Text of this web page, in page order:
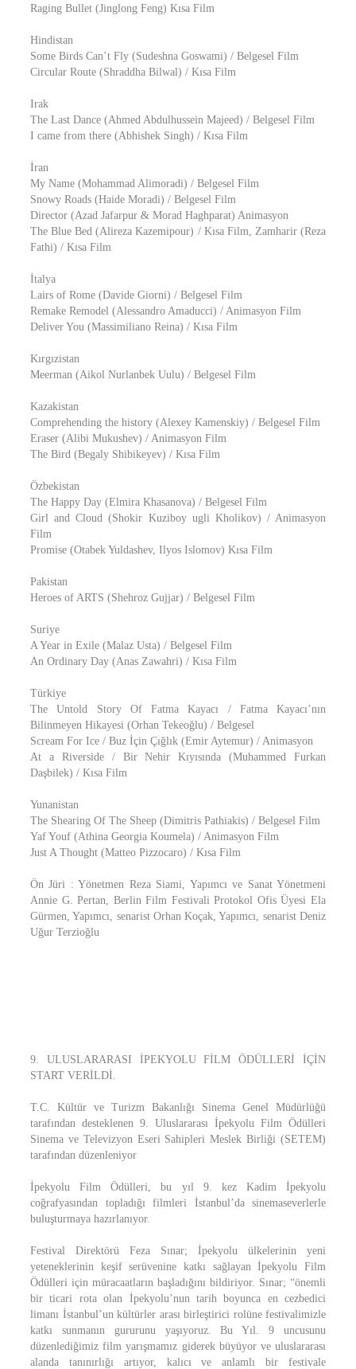
Raging Bullet (Jinglong Feng) Kısa Film
Hindistan
Some Birds Can’t Fly (Sudeshna Goswami) / Belgesel Film
Circular Route (Shraddha Bilwal) / Kısa Film
Irak
The Last Dance (Ahmed Abdulhussein Majeed) / Belgesel Film
I came from there (Abhishek Singh) / Kısa Film
İran
My Name (Mohammad Alimoradi) / Belgesel Film
Snowy Roads (Haide Moradi) / Belgesel Film
Director (Azad Jafarpur & Morad Haghparat) Animasyon
The Blue Bed (Alireza Kazemipour) / Kısa Film, Zamharir (Reza
Fathi) / Kısa Film
İtalya
Lairs of Rome (Davide Giorni) / Belgesel Film
Remake Remodel (Alessandro Amaducci) / Animasyon Film
Deliver You (Massimiliano Reina) / Kısa Film
Kırgızistan
Meerman (Aikol Nurlanbek Uulu) / Belgesel Film
Kazakistan
Comprehending the history (Alexey Kamenskiy) / Belgesel Film
Eraser (Alibi Mukushev) / Animasyon Film
The Bird (Begaly Shibikeyev) / Kısa Film
Özbekistan
The Happy Day (Elmira Khasanova) / Belgesel Film
Girl and Cloud (Shokir Kuziboy ugli Kholikov) / Animasyon
Film
Promise (Otabek Yuldashev, Ilyos Islomov) Kısa Film
Pakistan
Heroes of ARTS (Shehroz Gujjar) / Belgesel Film
Suriye
A Year in Exile (Malaz Usta) / Belgesel Film
An Ordinary Day (Anas Zawahri) / Kısa Film
Türkiye
The Untold Story Of Fatma Kayacı / Fatma Kayacı’nın
Bilinmeyen Hikayesi (Orhan Tekeoğlu) / Belgesel
Scream For Ice / Buz İçin Çığlık (Emir Aytemur) / Animasyon
At a Riverside / Bir Nehir Kıyısında (Muhammed Furkan
Daşbilek) / Kısa Film
Yunanistan
The Shearing Of The Sheep (Dimitris Pathiakis) / Belgesel Film
Yaf Youf (Athina Georgia Koumela) / Animasyon Film
Just A Thought (Matteo Pizzocaro) / Kısa Film
Ön Jüri : Yönetmen Reza Siami, Yapımcı ve Sanat Yönetmeni
Annie G. Pertan, Berlin Film Festivali Protokol Ofis Üyesi Ela
Gürmen, Yapımcı, senarist Orhan Koçak, Yapımcı, senarist Deniz
Uğur Terzioğlu
9. ULUSLARARASI İPEKYOLU FİLM ÖDÜLLERİ İÇİN
START VERİLDİ.
T.C. Kültür ve Turizm Bakanlığı Sinema Genel Müdürlüğü
tarafından desteklenen 9. Uluslararası İpekyolu Film Ödülleri
Sinema ve Televizyon Eseri Sahipleri Meslek Birliği (SETEM)
tarafından düzenleniyor
İpekyolu Film Ödülleri, bu yıl 9. kez Kadim İpekyolu
coğrafyasından topladığı filmleri İstanbul’da sinemaseverlerle
buluşturmaya hazırlanıyor.
Festival Direktörü Feza Sınar; İpekyolu ülkelerinin yeni
yeteneklerinin keşif serüvenine katkı sağlayan İpekyolu Film
Ödülleri için müracaatların başladığını bildiriyor. Sınar; “önemli
bir ticari rota olan İpekyolu’nun tarih boyunca en cezbedici
limanı İstanbul’un kültürler arası birleştirici rolüne festivalimizle
katkı sunmanın gururunu yaşıyoruz. Bu Yıl. 9 uncusunu
düzenlediğimiz film yarışmamız giderek büyüyor ve uluslararası
alanda tanınırlığı artıyor, kalıcı ve anlamlı bir festivale